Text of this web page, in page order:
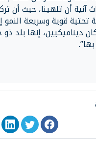
آنية أن تلهينا، حيث أن
تحتية قوية وسريعة
ديناميكيين، إنها بلد ذو